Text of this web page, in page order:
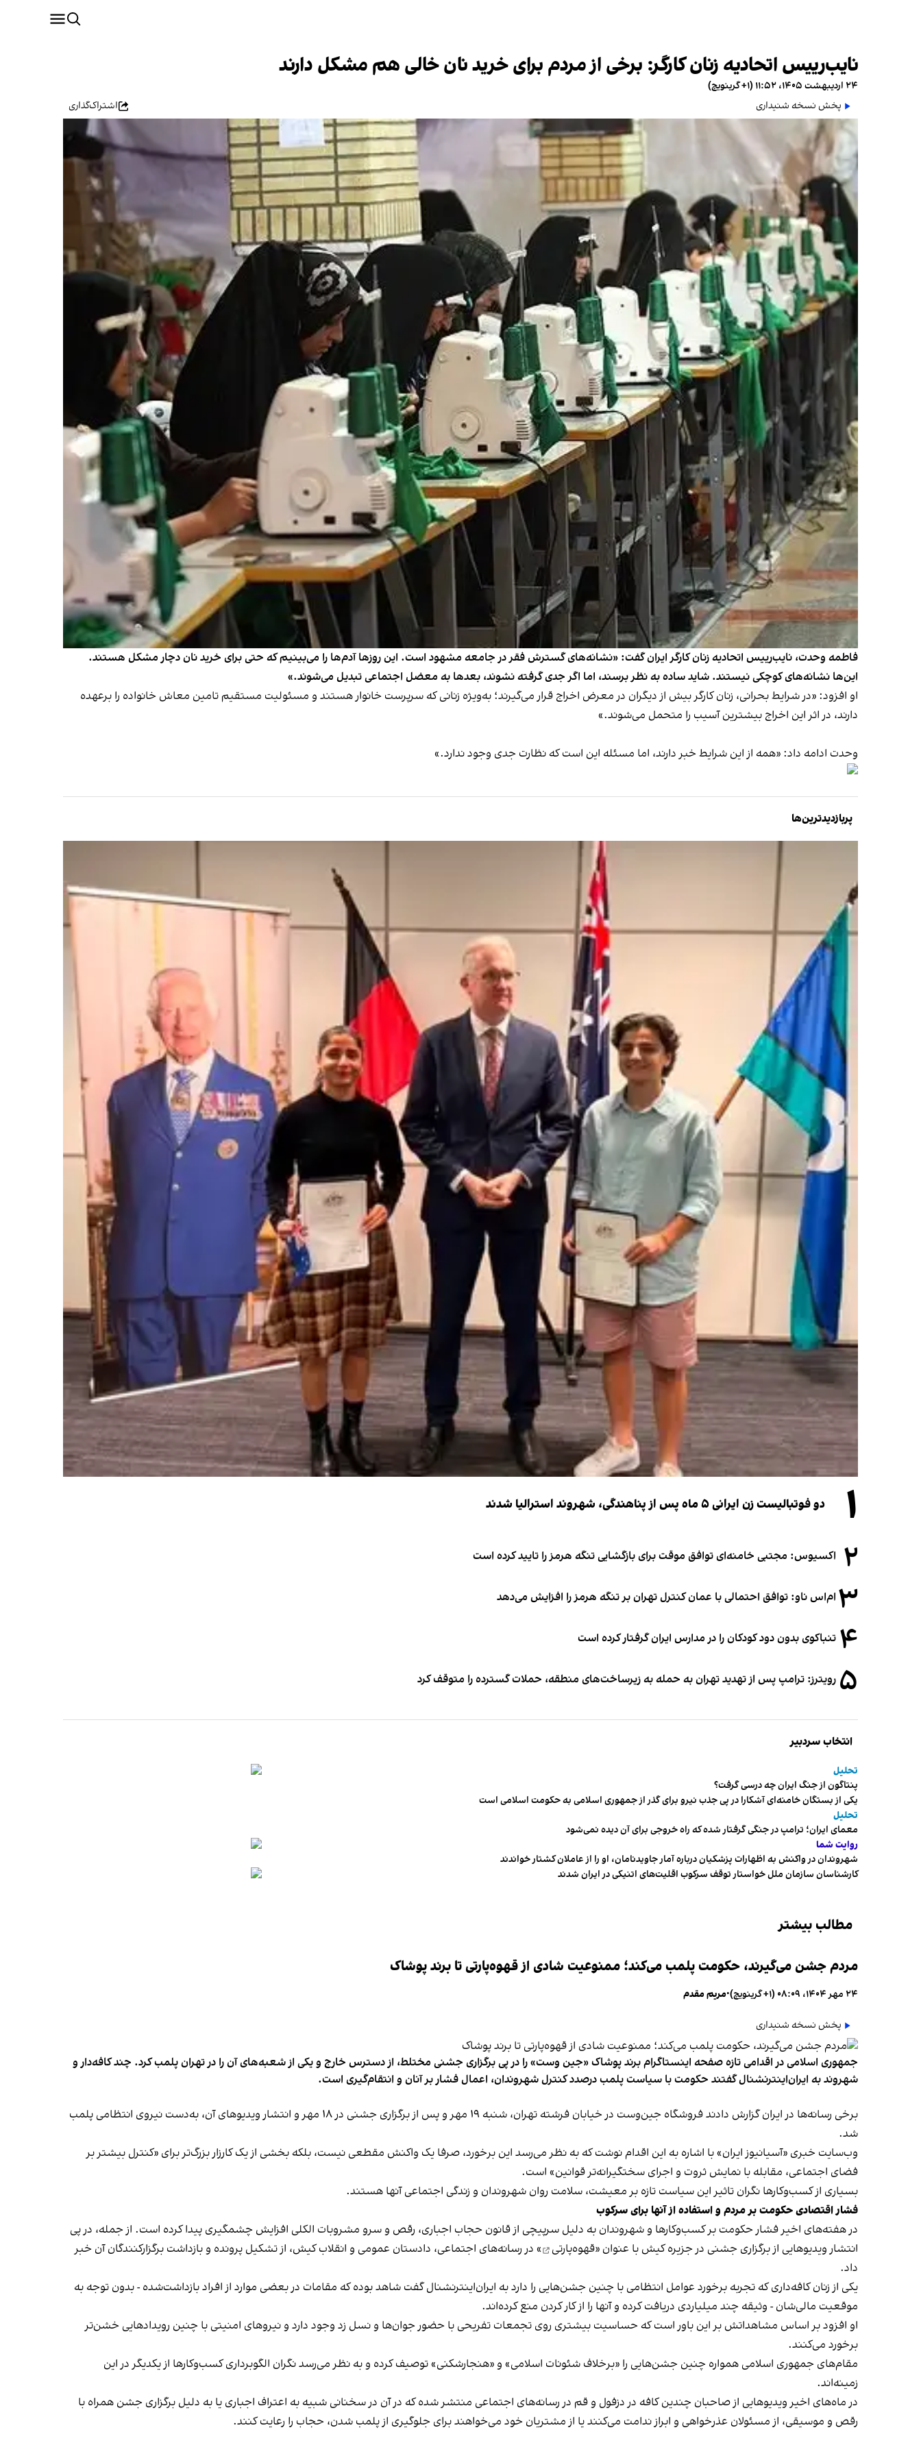
نایب‌رییس اتحادیه زنان کارگر: برخی از مردم برای خرید نان خالی هم مشکل دارند
۲۴ اردیبهشت ۱۴۰۵، ۱۱:۵۲ (‎+۱ گرینویچ)
پخش نسخه شنیداری
اشتراک‌گذاری
فاطمه وحدت، نایب‌رییس اتحادیه زنان کارگر ایران گفت: «نشانه‌های گسترش فقر در جامعه مشهود است. این روزها آدم‌ها را می‌بینیم که حتی برای خرید نان دچار مشکل هستند.
این‌ها نشانه‌های کوچکی نیستند. شاید ساده به نظر برسند، اما اگر جدی گرفته نشوند، بعدها به معضل اجتماعی تبدیل می‌شوند.»
او افزود: «در شرایط بحرانی، زنان کارگر بیش از دیگران در معرض اخراج قرار می‌گیرند؛ به‌ویژه زنانی که سرپرست خانوار هستند و مسئولیت مستقیم تامین معاش خانواده را برعهده
دارند، در اثر این اخراج بیشترین آسیب را متحمل می‌شوند.»
وحدت ادامه داد: «همه از این شرایط خبر دارند، اما مسئله این است که نظارت جدی وجود ندارد.»
پربازدیدترین‌ها
۱ دو فوتبالیست زن ایرانی ۵ ماه پس از پناهندگی، شهروند استرالیا شدند
۲ اکسیوس: مجتبی خامنه‌ای توافق موقت برای بازگشایی تنگه هرمز را تایید کرده است
۳ ام‌اس ناو: توافق احتمالی با عمان کنترل تهران بر تنگه هرمز را افزایش می‌دهد
۴ تنباکوی بدون دود کودکان را در مدارس ایران گرفتار کرده است
۵ رویترز: ترامپ پس از تهدید تهران به حمله به زیرساخت‌های منطقه، حملات گسترده را متوقف کرد
انتخاب سردبیر
تحلیل
پنتاگون از جنگ ایران چه درسی گرفت؟
یکی از بستگان خامنه‌ای آشکارا در پی جذب نیرو برای گذر از جمهوری اسلامی به حکومت اسلامی است
تحلیل
معمای ایران؛ ترامپ در جنگی گرفتار شده که راه خروجی برای آن دیده نمی‌شود
روایت شما
شهروندان در واکنش به اظهارات پزشکیان درباره آمار جاویدنامان، او را از عاملان کشتار خواندند
کارشناسان سازمان ملل خواستار توقف سرکوب اقلیت‌های اتنیکی در ایران شدند
مطالب بیشتر
مردم جشن می‌گیرند، حکومت پلمب می‌کند؛ ممنوعیت شادی از قهوه‌پارتی تا برند پوشاک
۲۴ مهر ۱۴۰۴، ۰۸:۰۹ (‎+۱ گرینویچ) •مریم مقدم
پخش نسخه شنیداری
جمهوری اسلامی در اقدامی تازه صفحه اینستاگرام برند پوشاک «جین وست» را در پی برگزاری جشنی مختلط، از دسترس خارج و یکی از شعبه‌های آن را در تهران پلمب کرد. چند کافه‌‌دار و
شهروند به ایران‌اینترنشنال گفتند حکومت با سیاست پلمب درصدد کنترل شهروندان، اعمال فشار بر آنان و انتقام‌گیری است.
برخی رسانه‌ها در ایران گزارش دادند فروشگاه جین‌وست در خیابان فرشته تهران، شنبه ۱۹ مهر و پس از برگزاری جشنی در ۱۸ مهر و انتشار ویدیوهای آن، به‌دست نیروی انتظامی پلمب
شد.
وب‌سایت خبری «آسیانیوز ایران» با اشاره به این اقدام نوشت که به نظر می‌رسد این برخورد، صرفا یک واکنش مقطعی نیست، بلکه بخشی از یک کارزار بزرگ‌تر برای «کنترل بیشتر بر
فضای اجتماعی، مقابله با نمایش ثروت و اجرای سختگیرانه‌تر قوانین» است.
بسیاری از کسب‌وکارها نگران تاثیر این سیاست‌ تازه بر معیشت، سلامت روان شهروندان و زندگی اجتماعی آنها هستند.
فشار اقتصادی حکومت بر مردم و استفاده از آنها برای سرکوب
در هفته‌های اخیر فشار حکومت بر کسب‌وکارها و شهروندان به دلیل سرپیچی از قانون حجاب اجباری، رقص و سرو مشروبات الکلی افزایش چشمگیری پیدا کرده است. از جمله، در پی
انتشار ویدیوهایی از برگزاری جشنی در جزیره کیش با عنوان «قهوه‌پارتی
» در رسانه‌های اجتماعی، دادستان عمومی و انقلاب کیش، از تشکیل پرونده و بازداشت برگزارکنندگان آن خبر
داد.
یکی از زنان کافه‌داری که تجربه برخورد عوامل انتظامی با چنین جشن‌هایی را دارد به ایران‌اینترنشنال گفت شاهد بوده که مقامات در بعضی موارد از افراد بازداشت‌‌شده - بدون توجه به
موقعیت مالی‌شان - وثیقه چند میلیاردی دریافت کرده و آنها را از کار کردن منع کرده‌اند.
او افزود بر اساس مشاهداتش بر این باور است که حساسیت بیشتری روی تجمعات تفریحی با حضور جوان‌ها و نسل زد وجود دارد و نیروهای امنیتی با چنین رویدادهایی خشن‌تر
برخورد می‌کنند.
مقام‌های جمهوری اسلامی همواره چنین جشن‌هایی را «برخلاف شئونات اسلامی» و «هنجارشکنی» توصیف کرده و به نظر می‌رسد نگران الگوبرداری کسب‌وکارها از یکدیگر در این
زمینه‌اند.
در ماه‌های اخیر ویدیوهایی از صاحبان چندین کافه در دزفول و قم در رسانه‌های اجتماعی منتشر شده که در آن در سخنانی شبیه به اعتراف اجباری یا به دلیل برگزاری جشن همراه با
رقص و موسیقی، از مسئولان عذرخواهی و ابراز ندامت می‌کنند یا از مشتریان خود می‌خواهند برای جلوگیری از پلمب شدن، حجاب را رعایت کنند.